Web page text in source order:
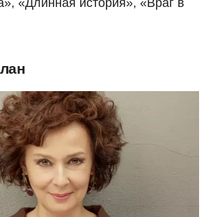
«Длинная история», «Враг в